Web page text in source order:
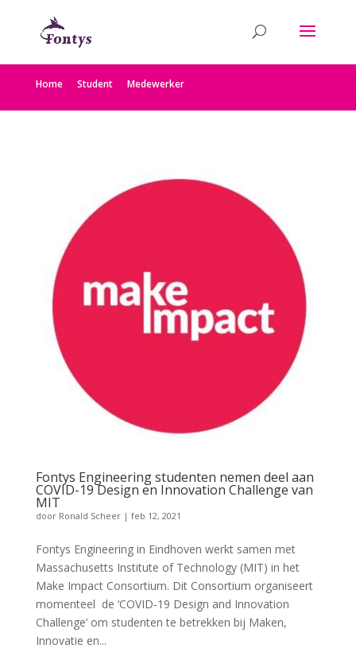
Home Student Medewerker
Fontys Engineering studenten nemen deel aan
COVID-19 Design en Innovation Challenge van
MIT
door Ronald Scheer| feb 12, 2021
Fontys Engineering in Eindhoven werkt samen met
Massachusetts Institute of Technology (MIT) in het
Make Impact Consortium. Dit Consortium organiseert
momenteel de ‘COVID-19 Design and Innovation
Challenge’ om studenten te betrekken bij Maken,
Innovatie en...